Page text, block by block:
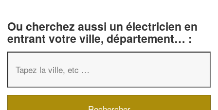
Ou cherchez aussi un électricien en
entrant votre ville, département… :